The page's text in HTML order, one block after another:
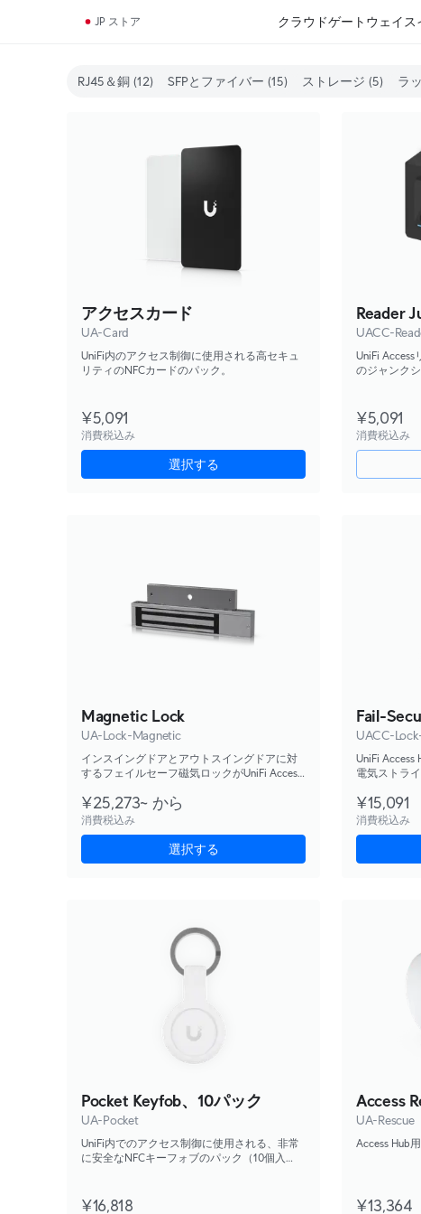
JP ストア クラウドゲートウェイ ス
RJ45＆銅 (12) SFPとファイバー (15) ストレージ (5) ラ
アクセスカード
UA-Card
UniFi内のアクセス制御に使用される高セキュ
リティのNFCカードのパック。
¥5,091
消費税込み
選択する
Reader
UACC-
UniFi Access
のジャンク
¥5,091
消費税込み
Magnetic Lock
UA-Lock-Magnetic
インスイングドアとアウトスイングドアに対
するフェイルセーフ磁気ロックがUniFi Access
¥25,273~ から
消費税込み
選択する
Fail-
UACC-
UniFi Access
電気ストライ
¥15,091
消費税込み
Pocket Keyfob、10パック
UA-Pocket
UniFi内でのアクセス制御に使用される、非常
に安全なNFCキーフォブのパック（10個入
¥16,818
Access
UA-Rescue
Access Hub
¥13,364